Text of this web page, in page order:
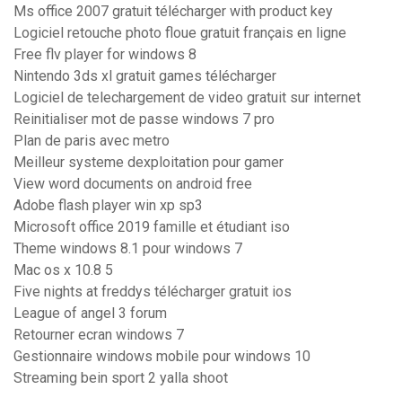
Ms office 2007 gratuit télécharger with product key
Logiciel retouche photo floue gratuit français en ligne
Free flv player for windows 8
Nintendo 3ds xl gratuit games télécharger
Logiciel de telechargement de video gratuit sur internet
Reinitialiser mot de passe windows 7 pro
Plan de paris avec metro
Meilleur systeme dexploitation pour gamer
View word documents on android free
Adobe flash player win xp sp3
Microsoft office 2019 famille et étudiant iso
Theme windows 8.1 pour windows 7
Mac os x 10.8 5
Five nights at freddys télécharger gratuit ios
League of angel 3 forum
Retourner ecran windows 7
Gestionnaire windows mobile pour windows 10
Streaming bein sport 2 yalla shoot